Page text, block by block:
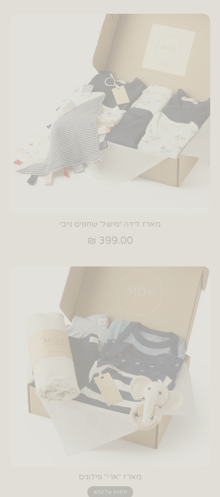
מארז לידה ״מישל״ שחפים נייבי
399.00 ₪
מארז ״ארי״ פילונים
חיסכון של ₪32